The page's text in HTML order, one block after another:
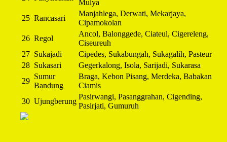
Mulya
25 Rancasari
Manjahlega, Derwati, Mekarjaya,
Cipamokolan
26 Regol
Ancol, Balonggede, Ciateul, Cigereleng,
Ciseureuh
27 Sukajadi
Cipedes, Sukabungah, Sukagalih, Pasteur
28 Sukasari
Gegerkalong, Isola, Sarijadi, Sukarasa
29
Sumur
Bandung
Braga, Kebon Pisang, Merdeka, Babakan
Ciamis
30 Ujungberung
Pasirwangi, Pasanggrahan, Cigending,
Pasirjati, Gumuruh